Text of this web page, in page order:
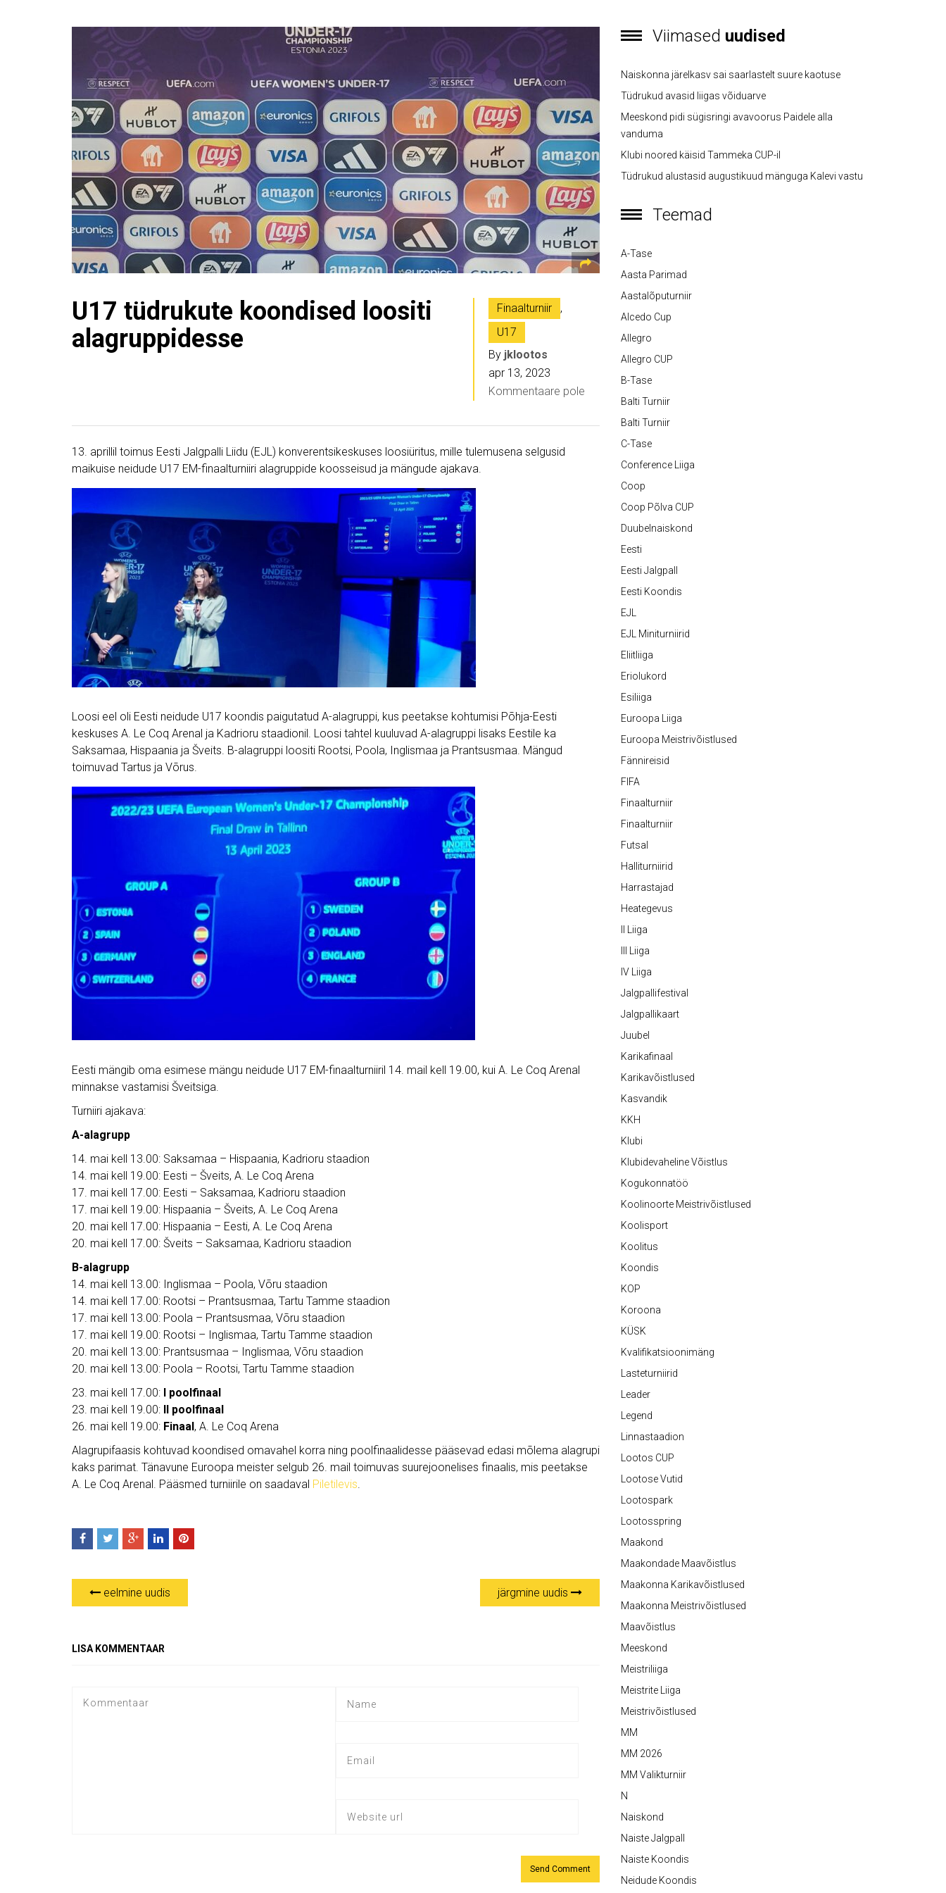
U17 tüdrukute koondised loositi
alagruppidesse
Finaalturniir
,
U17
By jklootos
apr 13, 2023
Kommentaare pole
13. aprillil toimus Eesti Jalgpalli Liidu (EJL) konverentsikeskuses loosiüritus, mille tulemusena selgusid
maikuise neidude U17 EM-finaalturniiri alagruppide koosseisud ja mängude ajakava.
Loosi eel oli Eesti neidude U17 koondis paigutatud A-alagruppi, kus peetakse kohtumisi Põhja-Eesti
keskuses A. Le Coq Arenal ja Kadrioru staadionil. Loosi tahtel kuuluvad A-alagruppi lisaks Eestile ka
Saksamaa, Hispaania ja Šveits. B-alagruppi loositi Rootsi, Poola, Inglismaa ja Prantsusmaa. Mängud
toimuvad Tartus ja Võrus.
Eesti mängib oma esimese mängu neidude U17 EM-finaalturniiril 14. mail kell 19.00, kui A. Le Coq Arenal
minnakse vastamisi Šveitsiga.
Turniiri ajakava:
A-alagrupp
14. mai kell 13.00: Saksamaa – Hispaania, Kadrioru staadion
14. mai kell 19.00: Eesti – Šveits, A. Le Coq Arena
17. mai kell 17.00: Eesti – Saksamaa, Kadrioru staadion
17. mai kell 19.00: Hispaania – Šveits, A. Le Coq Arena
20. mai kell 17.00: Hispaania – Eesti, A. Le Coq Arena
20. mai kell 17.00: Šveits – Saksamaa, Kadrioru staadion
B-alagrupp
14. mai kell 13.00: Inglismaa – Poola, Võru staadion
14. mai kell 17.00: Rootsi – Prantsusmaa, Tartu Tamme staadion
17. mai kell 13.00: Poola – Prantsusmaa, Võru staadion
17. mai kell 19.00: Rootsi – Inglismaa, Tartu Tamme staadion
20. mai kell 13.00: Prantsusmaa – Inglismaa, Võru staadion
20. mai kell 13.00: Poola – Rootsi, Tartu Tamme staadion
23. mai kell 17.00: I poolfinaal
23. mai kell 19.00: II poolfinaal
26. mai kell 19.00: Finaal, A. Le Coq Arena
Alagrupifaasis kohtuvad koondised omavahel korra ning poolfinaalidesse pääsevad edasi mõlema alagrupi
kaks parimat. Tänavune Euroopa meister selgub 26. mail toimuvas suurejoonelises finaalis, mis peetakse
A. Le Coq Arenal. Pääsmed turniirile on saadaval Piletilevis
eelmine uudis järgmine uudis
LISA KOMMENTAAR
Viimased uudised
Naiskonna järelkasv sai saarlastelt suure kaotuse
Tüdrukud avasid liigas võiduarve
Meeskond pidi sügisringi avavoorus Paidele alla
vanduma
Klubi noored käisid Tammeka CUP-il
Tüdrukud alustasid augustikuud mänguga Kalevi vastu
Teemad
A-Tase
Aasta Parimad
Aastalõputurniir
Alcedo Cup
Allegro
Allegro CUP
B-Tase
Balti Turniir
Balti Turniir
C-Tase
Conference Liiga
Coop
Coop Põlva CUP
Duubelnaiskond
Eesti
Eesti Jalgpall
Eesti Koondis
EJL
EJL Miniturniirid
Eliitliiga
Eriolukord
Esiliiga
Euroopa Liiga
Euroopa Meistrivõistlused
Fännireisid
FIFA
Finaalturniir
Finaalturniir
Futsal
Halliturniirid
Harrastajad
Heategevus
II Liiga
III Liiga
IV Liiga
Jalgpallifestival
Jalgpallikaart
Juubel
Karikafinaal
Karikavõistlused
Kasvandik
KKH
Klubi
Klubidevaheline Võistlus
Kogukonnatöö
Koolinoorte Meistrivõistlused
Koolisport
Koolitus
Koondis
KOP
Koroona
KÜSK
Kvalifikatsioonimäng
Lasteturniirid
Leader
Legend
Linnastaadion
Lootos CUP
Lootose Vutid
Lootospark
Lootosspring
Maakond
Maakondade Maavõistlus
Maakonna Karikavõistlused
Maakonna Meistrivõistlused
Maavõistlus
Meeskond
Meistriliiga
Meistrite Liiga
Meistrivõistlused
MM
MM 2026
MM Valikturniir
N
Naiskond
Naiste Jalgpall
Naiste Koondis
Neidude Koondis